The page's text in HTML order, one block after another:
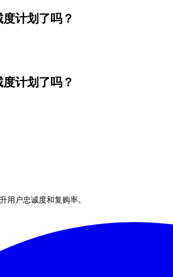
计划了吗？
计划了吗？
用户忠诚度和复购率。